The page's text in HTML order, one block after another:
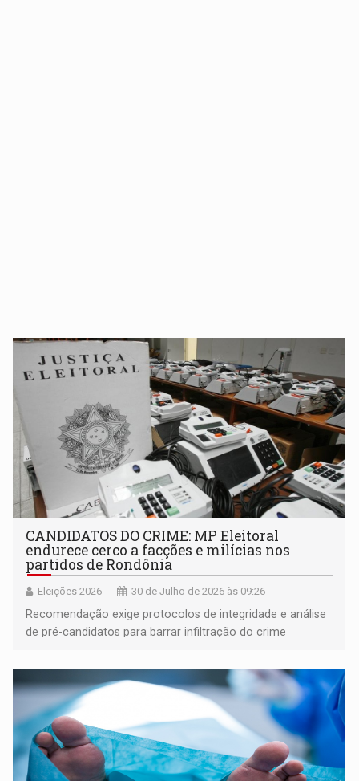
CANDIDATOS DO CRIME: MP Eleitoral
endurece cerco a facções e milícias nos
partidos de Rondônia
Eleições 2026 30 de Julho de 2026 às 09:26
Recomendação exige protocolos de integridade e análise
de pré-candidatos para barrar infiltração do crime